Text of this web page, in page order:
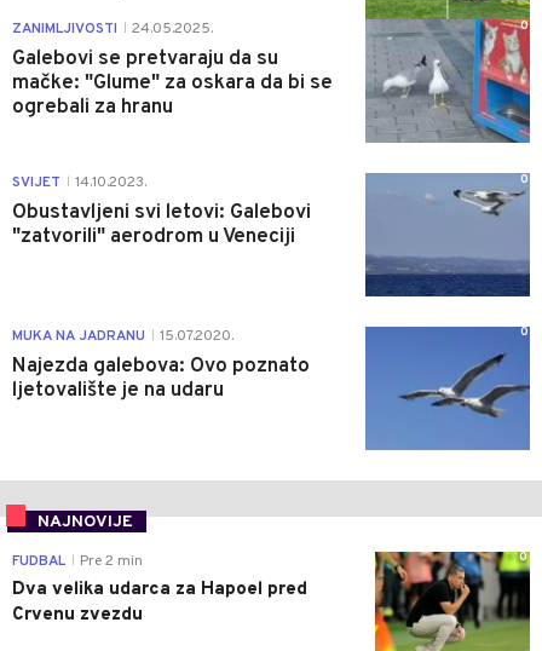
ZANIMLJIVOSTI 24.05.2025.
Galebovi se pretvaraju da su
mačke: "Glume" za oskara da bi se
ogrebali za hranu
0
SVIJET 14.10.2023.
Obustavljeni svi letovi: Galebovi
"zatvorili" aerodrom u Veneciji
0
MUKA NA JADRANU 15.07.2020.
Najezda galebova: Ovo poznato
ljetovalište je na udaru
0
NAJNOVIJE
0
FUDBAL Pre 2 min
Dva velika udarca za Hapoel pred
Crvenu zvezdu